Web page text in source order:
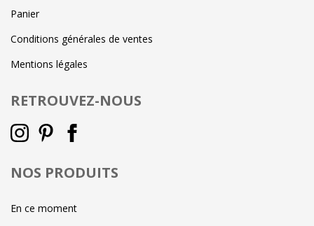
Panier
Conditions générales de ventes
Mentions légales
RETROUVEZ-NOUS
NOS PRODUITS
En ce moment